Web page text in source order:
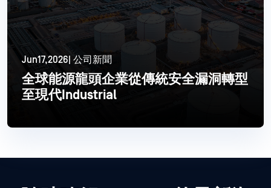
Jun17,2026| 公司新聞
全球能源龍頭企業從傳統安全漏洞轉型
至現代Industrial
閱讀更多